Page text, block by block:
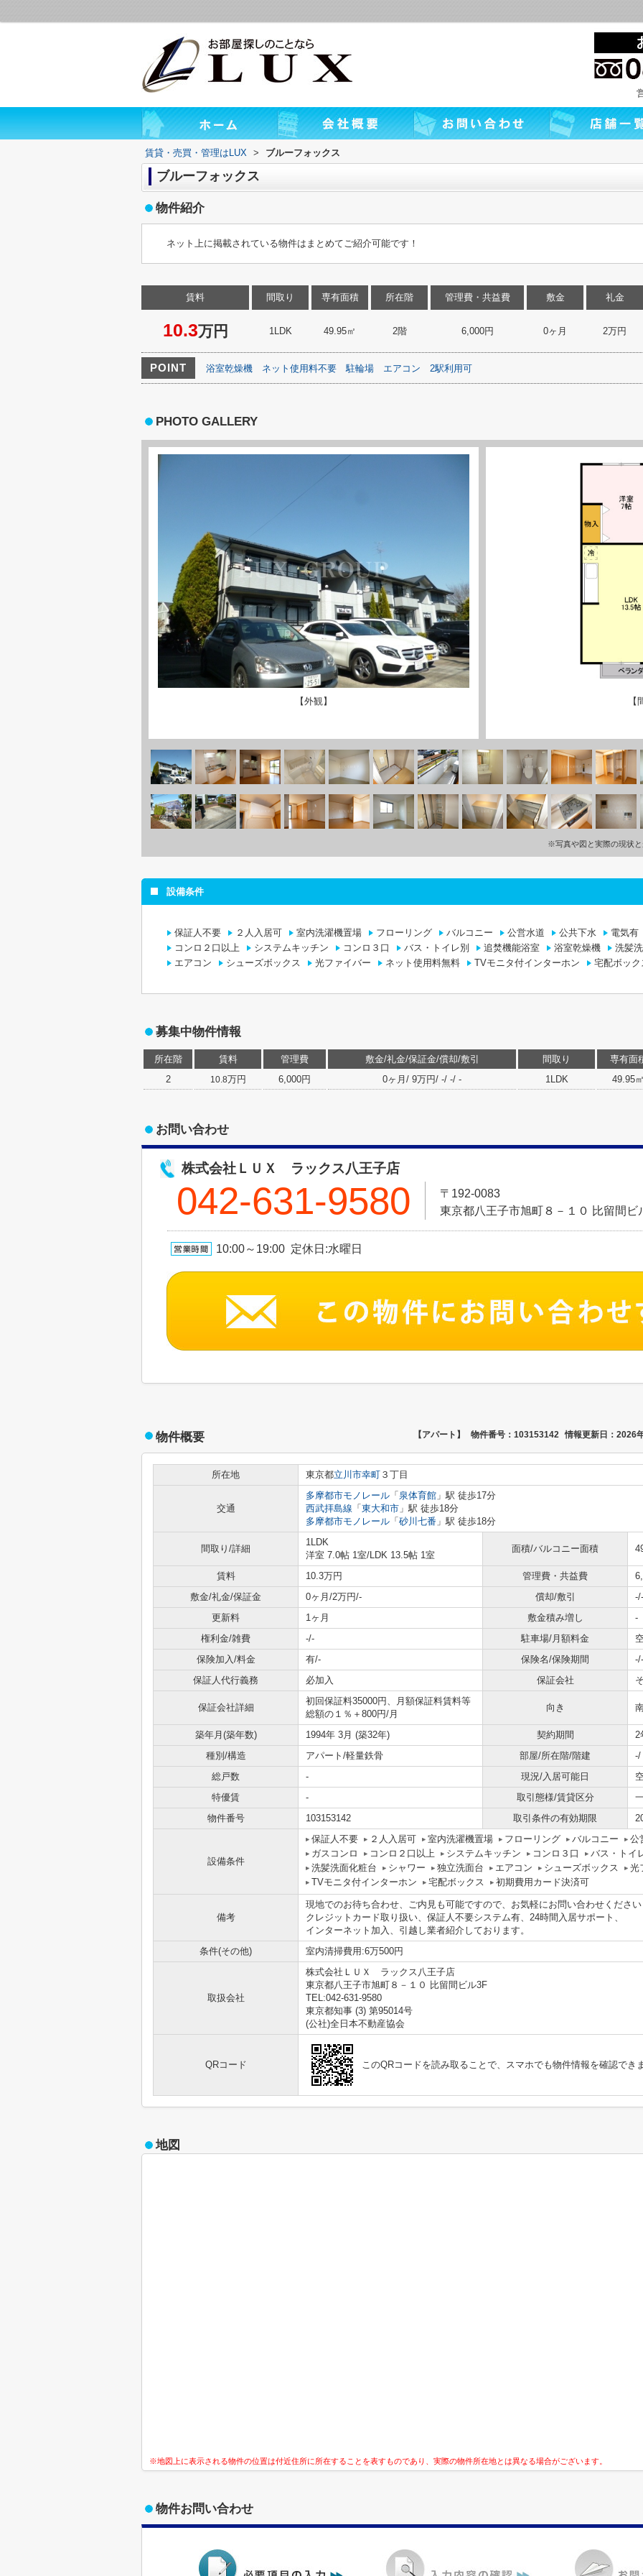
賃貸・売買・管理はLUX > ブルーフォックス
ブルーフォックス
物件紹介
ネット上に掲載されている物件はまとめてご紹介可能です！
賃料
10.3万円
間取り
1LDK
専有面積
49.95㎡
所在階
2階
管理費・共益費
6,000円
敷金
0ヶ月
礼金
2万円
POINT 浴室乾燥機 ネット使用料不要 駐輪場 エアコン 2駅利用可
PHOTO GALLERY
【外観】 【
※写真や図と実際の現状
設備条件
保証人不要 ２人入居可 室内洗濯機置場 フローリング バルコニー 公営水道 公共下水
電気有
コンロ２口以上
システムキッチン コンロ３口 バス・トイレ別 追焚機能浴室 浴室乾燥機
洗髪
エアコン
シューズボックス 光ファイバー ネット使用料無料 TVモニタ付インターホン 宅配ボック
募集中物件情報
所在階 賃料 管理費 敷金/礼金/保証金/償却/敷引 間取り
専有面
2
10.8万円 6,000円 0ヶ月/ 9万円/ -/ -/ - 1LDK 49.95
お問い合わせ
株式会社ＬＵＸ ラックス八王子店
042-631-9580
〒192-0083
東京都八王子市旭町８－１０ 比留間ビ
10:00～19:00 定休日:水曜日
物件概要 【アパート】 物件番号：103153142 情報更新日：2026
所在地 東京都立川市幸町 ３丁目
交通
多摩都市モノレール 「 泉体育館 」駅 徒歩17分
西武拝島線 「 東大和市 」駅 徒歩18分
多摩都市モノレール 「 砂川七番 」駅 徒歩18分
間取り/詳細
1LDK
洋室 7.0帖 1室/LDK 13.5帖 1室
面積/バルコニー面積
賃料 10.3万円 管理費・共益費
敷金/礼金/保証金
0ヶ月/2万円/- 償却/敷引
-/-
更新料
1ヶ月 敷金積み増し
-
権利金/雑費
-/- 駐車場/月額料金
保険加入/料金
有/- 保険名/保険期間
-/-
保証人代行義務
必加入 保証会社
保証会社詳細
初回保証料35000円、月額保証料賃料等
総額の１％＋800円/月
向き
築年月(築年数) 1994年 3月 (築32年) 契約期間
2
種別/構造
アパート/軽量鉄骨 部屋/所在階/階建
-/
総戸数
- 現況/入居可能日
特優賃
- 取引態様/賃貸区分
物件番号
103153142 取引条件の有効期限
設備条件
保証人不要 ２人入居可 室内洗濯機置場 フローリング バルコニー
公
ガスコンロ
コンロ２口以上 システムキッチン コンロ３口
バス・トイ
洗髪洗面化粧台
シャワー 独立洗面台 エアコン シューズボックス
光
TVモニタ付インターホン
宅配ボックス 初期費用カード決済可
備考
現地でのお待ち合わせ、ご内見も可能ですので、お気軽にお問い合わせくださ
クレジットカード取り扱い、保証人不要システム有、24時間入居サポート、
インターネット加入、引越し業者紹介しております。
条件(その他)
室内清掃費用:6万500円
取扱会社
株式会社ＬＵＸ ラックス八王子店
東京都八王子市旭町８－１０ 比留間ビル3F
TEL:042-631-9580
東京都知事 (3) 第95014号
(公社)全日本不動産協会
QRコード このQRコードを読み取ることで、スマホでも物件情報を確認でき
地図
※地図上に表示される物件の位置は付近住所に所在することを表すものであり、実際の物件所在地とは異なる場合がございます。
物件お問い合わせ